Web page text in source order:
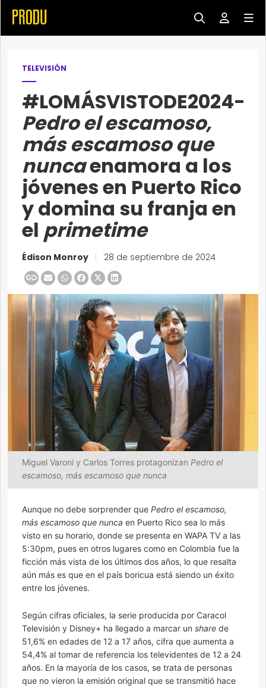
TELEVISIÓN
#LOMÁSVISTODE2024-
Pedro el escamoso,
más escamoso que
nuncaenamora a los
jóvenes en Puerto Rico
y domina su franja en
el primetime
Édison Monroy 28 de septiembre de 2024
Miguel Varoni y Carlos Torres protagonizan Pedro el
escamoso, más escamoso que nunca
Aunque no debe sorprender que Pedro el escamoso,
más escamoso que nunca en Puerto Rico sea lo más
visto en su horario, donde se presenta en WAPA TV a las
5:30pm, pues en otros lugares como en Colombia fue la
ficción más vista de los últimos dos años, lo que resalta
aún más es que en el país boricua está siendo un éxito
entre los jóvenes.
Según cifras oficiales, la serie producida por Caracol
Televisión y Disney+ ha llegado a marcar un share de
51,6% en edades de 12 a 17 años, cifra que aumenta a
54,4% al tomar de referencia los televidentes de 12 a 24
años. En la mayoría de los casos, se trata de personas
que no vieron la emisión original que se transmitió hace